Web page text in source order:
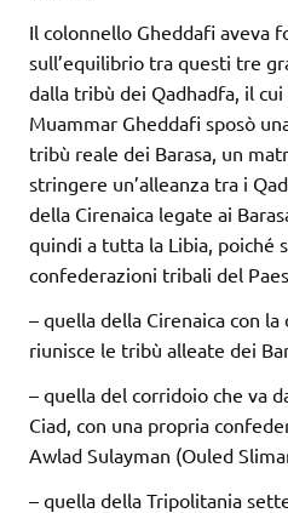
Il colonnello Gheddafi aveva
sull’equilibrio tra questi tre
dalla tribù dei Qadhadfa, il
Muammar Gheddafi sposò
tribù reale dei Barasa, un
stringere un’alleanza tra i
della Cirenaica legate ai
quindi a tutta la Libia, poiché
confederazioni tribali del
– quella della Cirenaica con la
riunisce le tribù alleate dei
– quella del corridoio che va
Ciad, con una propria
Awlad Sulayman (Ouled
– quella della Tripolitania